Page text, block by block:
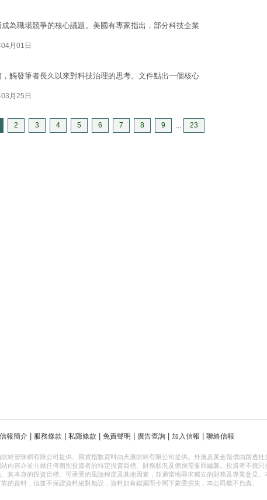
為職場競爭的核心議題。美國有專家指出，部分科技企業
月01日
觸發筆者長久以來對科技治理的思考。文件點出一個核心
月25日
2 3 4 5 6 7 8 9 ... 23
信報簡介 服務條款 私隱條款 免責聲明 廣告查詢 加入信報 聯絡信報
經智珠網有限公司提供。期貨指數資料由天滙財經有限公司提供。外滙及黃金報價由路透社
內容亦並非就任何個別投資者的特定投資目標、財務狀況及個別需要而編製。投資者不應只
其本身的投資目標、可承受的風險程度及其他因素，並適當地尋求獨立的財務及專業意見
的資料，但並不保證資料絕對無誤，資料如有錯漏而令閣下蒙受損失，本公司概不負責。